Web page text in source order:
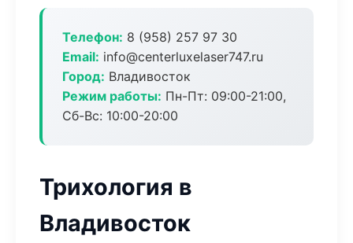
Телефон: 8 (958) 257 97 30
Email: info@centerluxelaser747.ru
Город: Владивосток
Режим работы: Пн-Пт: 09:00-21:00,
Сб-Вс: 10:00-20:00
Трихология в
Владивосток